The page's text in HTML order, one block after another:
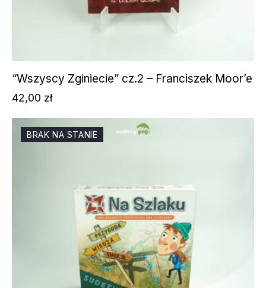
“Wszyscy Zginiecie” cz.2 – Franciszek Moor’e
42,00 zł
BRAK NA STANIE